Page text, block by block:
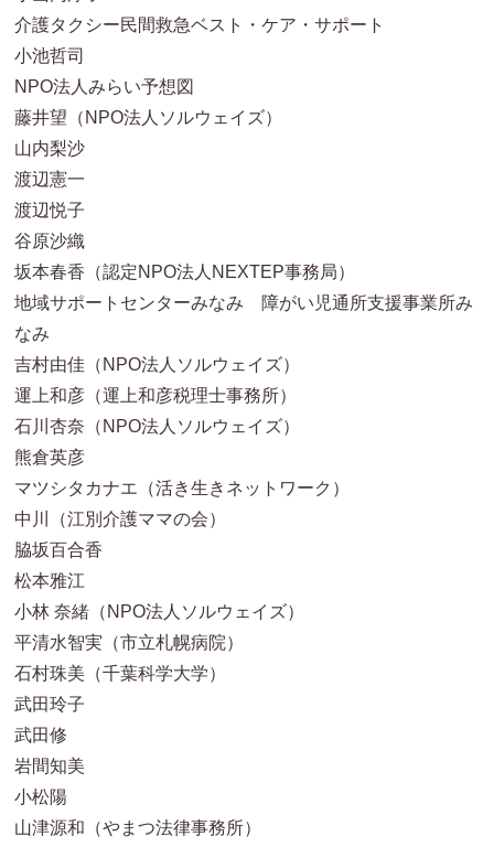
介護タクシー民間救急ベスト・ケア・サポート
小池哲司
NPO法人みらい予想図
藤井望（NPO法人ソルウェイズ）
山内梨沙
渡辺憲一
渡辺悦子
谷原沙織
坂本春香（認定NPO法人NEXTEP事務局）
地域サポートセンターみなみ 障がい児通所支援事業所み
なみ
吉村由佳（NPO法人ソルウェイズ）
運上和彦（運上和彦税理士事務所）
石川杏奈（NPO法人ソルウェイズ）
熊倉英彦
マツシタカナエ（活き生きネットワーク）
中川（江別介護ママの会）
脇坂百合香
松本雅江
小林 奈緒（NPO法人ソルウェイズ）
平清水智実（市立札幌病院）
石村珠美（千葉科学大学）
武田玲子
武田修
岩間知美
小松陽
山津源和（やまつ法律事務所）